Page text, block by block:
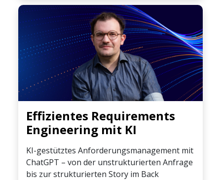
Effizientes Requirements
Engineering mit KI
KI-gestütztes Anforderungsmanagement mit
ChatGPT – von der unstrukturierten Anfrage
bis zur strukturierten Story im Back